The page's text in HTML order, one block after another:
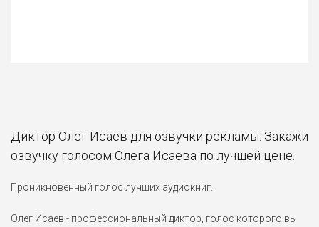
Диктор Олег Исаев для озвучки рекламы. Закажи
озвучку голосом Олега Исаева по лучшей цене.
Проникновенный голос лучших аудиокниг.
Олег Исаев - профессиональный диктор, голос которого вы